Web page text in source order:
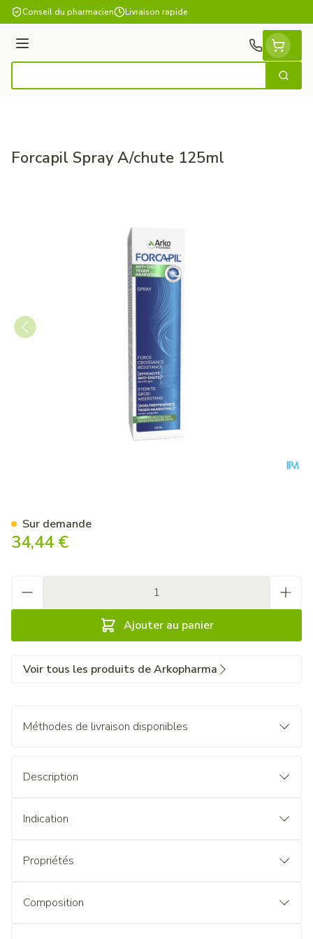
Aller au contenu
Conseil du pharmacien Livraison rapide
Menu
Forcapil Spray A/chute 125ml
34,44 €
Ajouter au panier
Sur demande
Voir tous les produits de Arkopharma
Méthodes de livraison disponibles
Description
Indication
Propriétés
Composition